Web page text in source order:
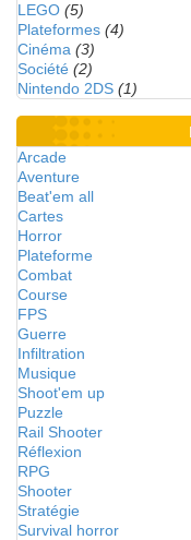
LEGO (5)
Plateformes (4)
Cinéma (3)
Société (2)
Nintendo 2DS (1)
Arcade
Aventure
Beat'em all
Cartes
Horror
Plateforme
Combat
Course
FPS
Guerre
Infiltration
Musique
Shoot'em up
Puzzle
Rail Shooter
Réflexion
RPG
Shooter
Stratégie
Survival horror